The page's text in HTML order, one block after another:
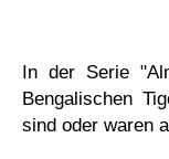
In der Serie
Bengalischen
sind oder waren